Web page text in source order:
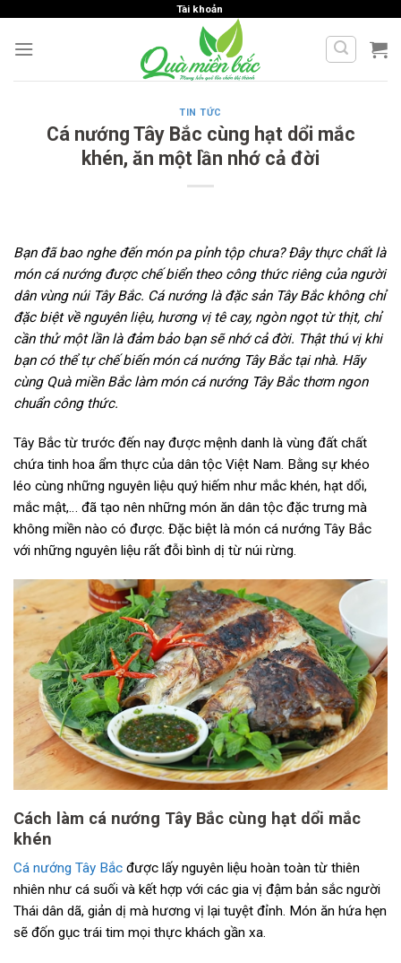
content
Tài khoản
TIN TỨC
Cá nướng Tây Bắc cùng hạt dổi mắc
khén, ăn một lần nhớ cả đời
Bạn đã bao nghe đến món pa pỉnh tộp chưa? Đây thực chất là
món cá nướng được chế biển theo công thức riêng của người
dân vùng núi Tây Bắc. Cá nướng là đặc sản Tây Bắc không chỉ
đặc biệt về nguyên liệu, hương vị tê cay, ngòn ngọt từ thịt, chỉ
cần thử một lần là đảm bảo bạn sẽ nhớ cả đời. Thật thú vị khi
bạn có thể tự chế biến món cá nướng Tây Bắc tại nhà. Hãy
cùng Quà miền Bắc làm món cá nướng Tây Bắc thơm ngon
chuẩn công thức.
Tây Bắc từ trước đến nay được mệnh danh là vùng đất chất
chứa tinh hoa ẩm thực của dân tộc Việt Nam. Bằng sự khéo
léo cùng những nguyên liệu quý hiếm như mắc khén, hạt dổi,
mắc mật,… đã tạo nên những món ăn dân tộc đặc trưng mà
không miền nào có được. Đặc biệt là món cá nướng Tây Bắc
với những nguyên liệu rất đỗi bình dị từ núi rừng.
Cách làm cá nướng Tây Bắc cùng hạt dổi mắc
khén
Cá nướng Tây Bắc được lấy nguyên liệu hoàn toàn từ thiên
nhiên như cá suối và kết hợp với các gia vị đậm bản sắc người
Thái dân dã, giản dị mà hương vị lại tuyệt đỉnh. Món ăn hứa hẹn
sẽ đốn gục trái tim mọi thực khách gần xa.